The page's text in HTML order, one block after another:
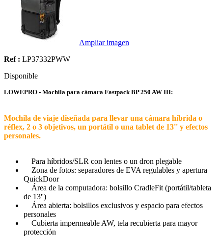
Ampliar imagen
Ref : LP37332PWW
Disponible
LOWEPRO - Mochila para cámara Fastpack BP 250 AW III:
Mochila de viaje diseñada para llevar una cámara híbrida o
réflex, 2 o 3 objetivos, un portátil o una tablet de 13'' y efectos
personales.
Para híbridos/SLR con lentes o un dron plegable
Zona de fotos: separadores de EVA regulables y apertura
QuickDoor
Área de la computadora: bolsillo CradleFit (portátil/tableta
de 13'')
Área abierta: bolsillos exclusivos y espacio para efectos
personales
Cubierta impermeable AW, tela recubierta para mayor
protección